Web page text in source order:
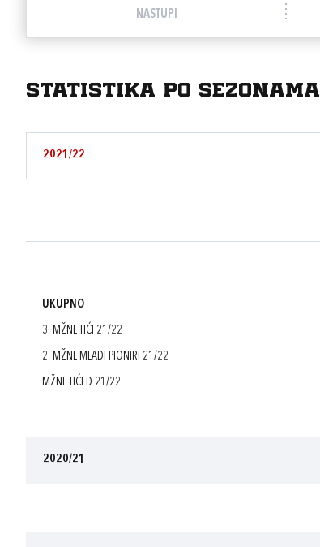
NASTUPI
Statistika po sezonama
2021/22
UKUPNO
3. MŽNL TIĆI 21/22
2. MŽNL MLAĐI PIONIRI 21/22
MŽNL TIĆI D 21/22
2020/21